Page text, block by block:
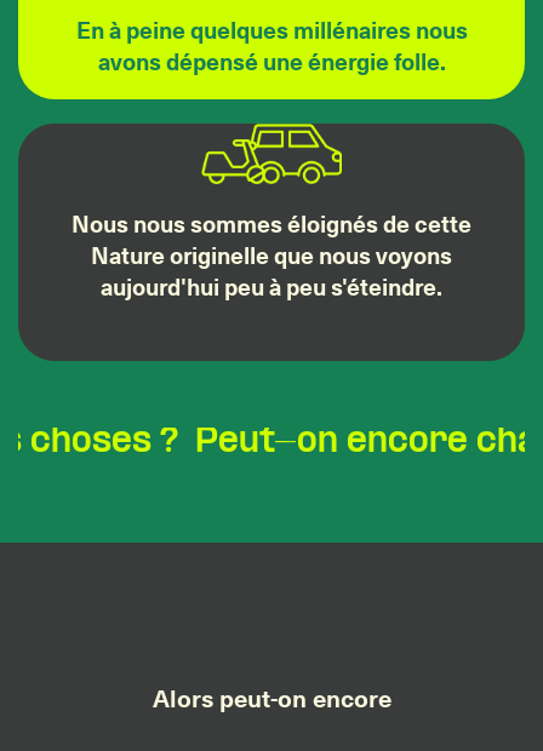
En à peine quelques millénaires nous
avons dépensé une énergie folle.
Nous nous sommes éloignés de cette
Nature originelle que nous voyons
aujourd'hui peu à peu s'éteindre.
? Peut-on encore
Alors peut-on encore